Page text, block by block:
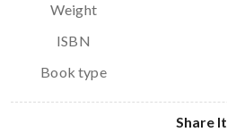
Weight
ISBN
Book type
Share It